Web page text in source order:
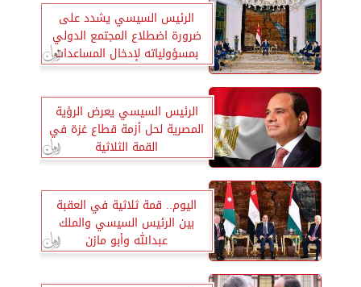
الرئيس السيسي يشدد على
ضرورة اضطلاع المجتمع الدولي
بمسؤولياته لإدخال المساعدات
لقطاع غزة
الرئيس السيسي يعرض الرؤية
المصرية لحل أزمة قطاع غزة في
القمة الثلاثية
اليوم.. قمة ثلاثية في العقبة
بين الرئيس السيسي والملك
عبدالله وأبو مازن